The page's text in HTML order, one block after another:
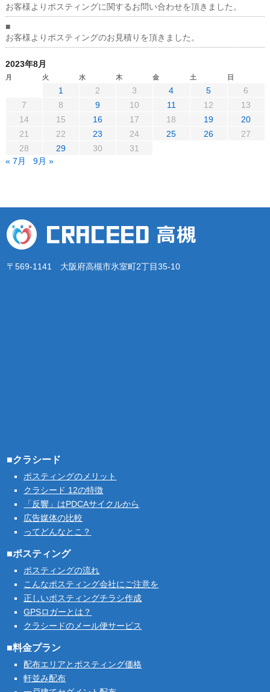
お客様よりポスティングに関するお問い合わせを頂きました。
■
お客様よりポスティングのお見積りを頂きました。
2023年8月
月 火 水 木 金 土 日
1 2 3 4 5
6
7
8 9 10 11 12
13
14
15 16 17 18 19
20
21
22 23 24 25 26
27
28
29 30
31
« 7月
9月 »
〒569-1141 大阪府高槻市氷室町2丁目35-10
■クラシード
ポスティングのメリット
クラシード 12の特徴
「反響」はPDCAサイクルから
広告媒体の比較
ってどんなとこ？
■ポスティング
ポスティングの流れ
こんなポスティング会社にご注意を
正しいポスティングチラシ作成
GPSロガーとは？
クラシードのメール便サービス
■料金プラン
配布エリアとポスティング価格
軒並み配布